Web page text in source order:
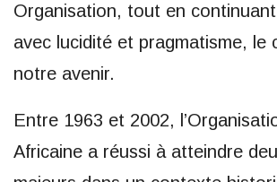
Organisation, tout en
avec lucidité et pragmatisme, le
notre avenir.
Entre 1963 et 2002,
Africaine a réussi à atteindre